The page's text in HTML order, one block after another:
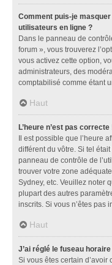
Comment puis-je
utilisateurs en ligne ?
Dans le panneau de
forum », vous trouverez
vous activez cette option,
administrateurs, des
comptabilisé comme étant
Haut
L’heure n’est pas correcte
Il est possible que l’heure
différent du vôtre. Si tel
panneau de contrôle de
trouver votre zone
Sydney, etc. Veuillez noter
plupart des autres
inscrits. Si vous n’êtes pas
Haut
J’ai réglé le fuseau
Si vous êtes certain